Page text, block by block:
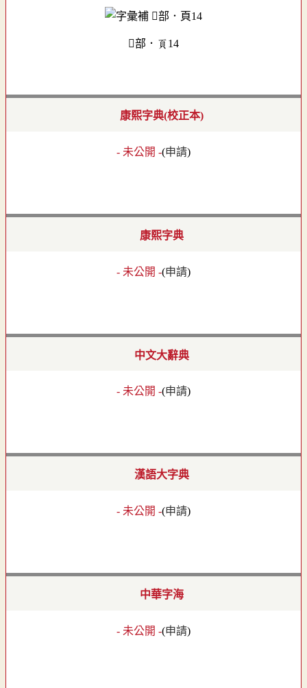
部．頁14
康熙字典(校正本)
- 未公開 -(申請)
康熙字典
- 未公開 -(申請)
中文大辭典
- 未公開 -(申請)
漢語大字典
- 未公開 -(申請)
中華字海
- 未公開 -(申請)